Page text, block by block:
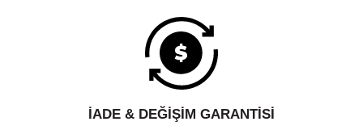
İADE & DEĞİŞİM GARANTİSİ